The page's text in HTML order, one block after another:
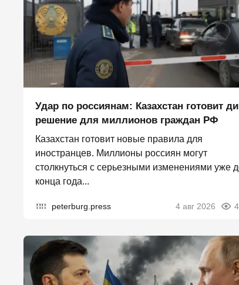
Удар по россиянам: Казахстан готовит
решение для миллионов граждан РФ
Казахстан готовит новые правила для
иностранцев. Миллионы россиян могут
столкнуться с серьезными изменениями уже
конца года...
peterburg.press 4 авг 2026